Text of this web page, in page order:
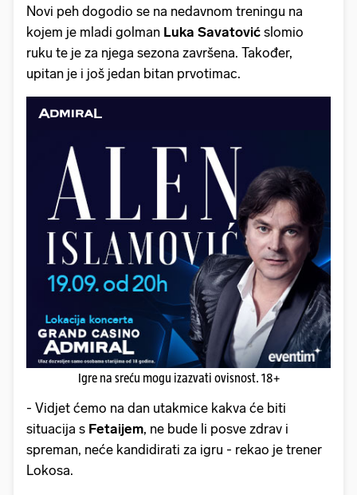
Novi peh dogodio se na nedavnom treningu na
kojem je mladi golman Luka Savatović slomio
ruku te je za njega sezona završena. Također,
upitan je i još jedan bitan prvotimac.
Igre na sreću mogu izazvati ovisnost. 18+
- Vidjet ćemo na dan utakmice kakva će biti
situacija s Fetaijem, ne bude li posve zdrav i
spreman, neće kandidirati za igru - rekao je trener
Lokosa.